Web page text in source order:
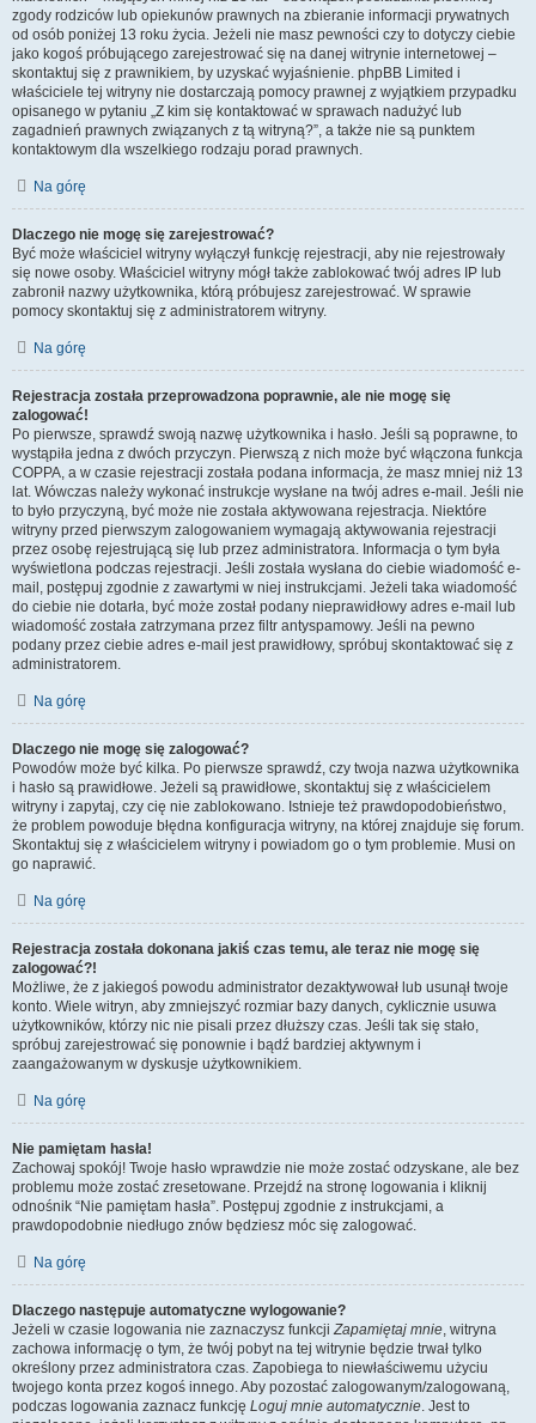
zgody rodziców lub opiekunów prawnych na zbieranie informacji prywatnych
od osób poniżej 13 roku życia. Jeżeli nie masz pewności czy to dotyczy ciebie
jako kogoś próbującego zarejestrować się na danej witrynie internetowej –
skontaktuj się z prawnikiem, by uzyskać wyjaśnienie. phpBB Limited i
właściciele tej witryny nie dostarczają pomocy prawnej z wyjątkiem przypadku
opisanego w pytaniu „Z kim się kontaktować w sprawach nadużyć lub
zagadnień prawnych związanych z tą witryną?”, a także nie są punktem
kontaktowym dla wszelkiego rodzaju porad prawnych.
Na górę
Dlaczego nie mogę się zarejestrować?
Być może właściciel witryny wyłączył funkcję rejestracji, aby nie rejestrowały
się nowe osoby. Właściciel witryny mógł także zablokować twój adres IP lub
zabronił nazwy użytkownika, którą próbujesz zarejestrować. W sprawie
pomocy skontaktuj się z administratorem witryny.
Na górę
Rejestracja została przeprowadzona poprawnie, ale nie mogę się
zalogować!
Po pierwsze, sprawdź swoją nazwę użytkownika i hasło. Jeśli są poprawne, to
wystąpiła jedna z dwóch przyczyn. Pierwszą z nich może być włączona funkcja
COPPA, a w czasie rejestracji została podana informacja, że masz mniej niż 13
lat. Wówczas należy wykonać instrukcje wysłane na twój adres e-mail. Jeśli nie
to było przyczyną, być może nie została aktywowana rejestracja. Niektóre
witryny przed pierwszym zalogowaniem wymagają aktywowania rejestracji
przez osobę rejestrującą się lub przez administratora. Informacja o tym była
wyświetlona podczas rejestracji. Jeśli została wysłana do ciebie wiadomość e-
mail, postępuj zgodnie z zawartymi w niej instrukcjami. Jeżeli taka wiadomość
do ciebie nie dotarła, być może został podany nieprawidłowy adres e-mail lub
wiadomość została zatrzymana przez filtr antyspamowy. Jeśli na pewno
podany przez ciebie adres e-mail jest prawidłowy, spróbuj skontaktować się z
administratorem.
Na górę
Dlaczego nie mogę się zalogować?
Powodów może być kilka. Po pierwsze sprawdź, czy twoja nazwa użytkownika
i hasło są prawidłowe. Jeżeli są prawidłowe, skontaktuj się z właścicielem
witryny i zapytaj, czy cię nie zablokowano. Istnieje też prawdopodobieństwo,
że problem powoduje błędna konfiguracja witryny, na której znajduje się forum.
Skontaktuj się z właścicielem witryny i powiadom go o tym problemie. Musi on
go naprawić.
Na górę
Rejestracja została dokonana jakiś czas temu, ale teraz nie mogę się
zalogować?!
Możliwe, że z jakiegoś powodu administrator dezaktywował lub usunął twoje
konto. Wiele witryn, aby zmniejszyć rozmiar bazy danych, cyklicznie usuwa
użytkowników, którzy nic nie pisali przez dłuższy czas. Jeśli tak się stało,
spróbuj zarejestrować się ponownie i bądź bardziej aktywnym i
zaangażowanym w dyskusje użytkownikiem.
Na górę
Nie pamiętam hasła!
Zachowaj spokój! Twoje hasło wprawdzie nie może zostać odzyskane, ale bez
problemu może zostać zresetowane. Przejdź na stronę logowania i kliknij
odnośnik “Nie pamiętam hasła”. Postępuj zgodnie z instrukcjami, a
prawdopodobnie niedługo znów będziesz móc się zalogować.
Na górę
Dlaczego następuje automatyczne wylogowanie?
Jeżeli w czasie logowania nie zaznaczysz funkcjiZapamiętaj mnie, witryna
zachowa informację o tym, że twój pobyt na tej witrynie będzie trwał tylko
określony przez administratora czas. Zapobiega to niewłaściwemu użyciu
twojego konta przez kogoś innego. Aby pozostać zalogowanym/zalogowaną,
podczas logowania zaznacz funkcję Loguj mnie automatycznie. Jest to